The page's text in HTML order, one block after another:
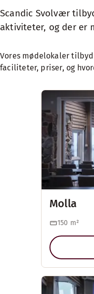
Scandic Svolvær
aktiviteter, og der er
Vores mødelokaler
faciliteter, priser, og
Molla
150 m²